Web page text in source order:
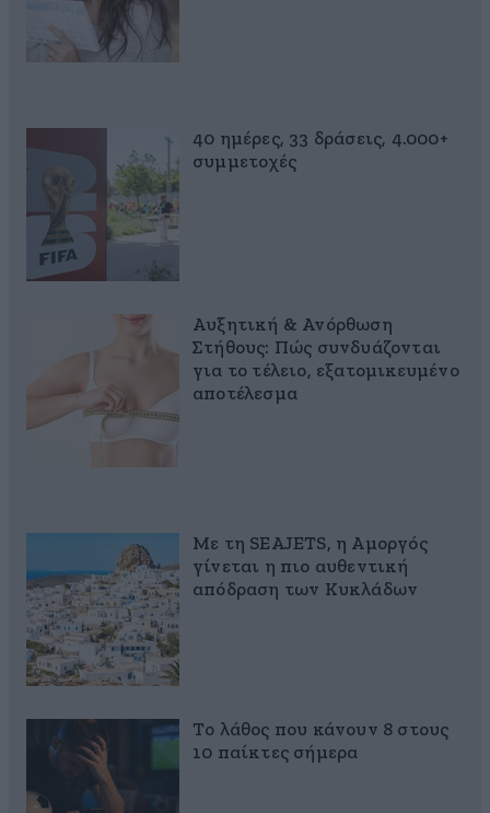
40 ημέρες, 33 δράσεις, 4.000+
συμμετοχές
Αυξητική & Ανόρθωση
Στήθους: Πώς συνδυάζονται
για το τέλειο, εξατομικευμένο
αποτέλεσμα
Με τη SEAJETS, η Αμοργός
γίνεται η πιο αυθεντική
απόδραση των Κυκλάδων
Το λάθος που κάνουν 8 στους
10 παίκτες σήμερα